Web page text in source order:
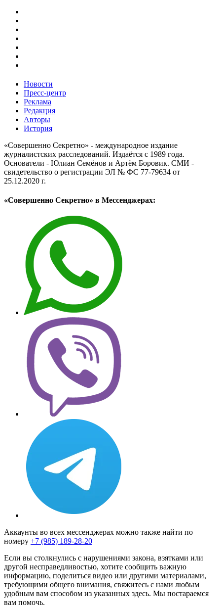
Новости
Пресс-центр
Реклама
Редакция
Авторы
История
«Совершенно Секретно» - международное издание
журналистских расследований. Издаётся с 1989 года.
Основатели - Юлиан Семёнов и Артём Боровик. CМИ -
свидетельство о регистрации ЭЛ № ФС 77-79634 от
25.12.2020 г.
«Совершенно Секретно» в Мессенджерах:
Аккаунты во всех мессенджерах можно также найти по
номеру +7 (985) 189-28-20
Если вы столкнулись с нарушениями закона, взятками или
другой несправедливостью, хотите сообщить важную
информацию, поделиться видео или другими материалами,
требующими общего внимания, свяжитесь с нами любым
удобным вам способом из указанных здесь. Мы постараемся
вам помочь.